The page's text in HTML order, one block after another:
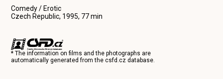
Comedy / Erotic
Czech Republic, 1995, 77 min
* The information on films and the photographs are
automatically generated from thecsfd.cz database.